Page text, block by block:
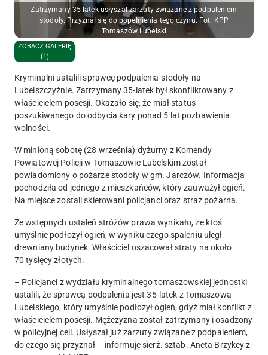
Zatrzymany 35-latek usłyszał zarzuty związane z podpaleniem
stodoły. Przyznał się do popełnienia tego czynu. Fot. KPP
Tomaszów Lubelski
ZOBACZ GALERIĘ
(1)
Kryminalni ustalili sprawcę podpalenia stodoły na
Lubelszczyźnie. Zatrzymany 35-latek był skonfliktowany z
właścicielem posesji. Okazało się, że miał status
poszukiwanego do odbycia kary ponad 5 lat pozbawienia
wolności.
W minioną sobotę (28 września) dyżurny z Komendy
Powiatowej Policji w Tomaszowie Lubelskim został
powiadomiony o pożarze stodoły w gm. Jarczów. Informacja
pochodziła od jednego z mieszkańców, który zauważył ogień.
Na miejsce zostali skierowani policjanci oraz straż pożarna.
Ze wstępnych ustaleń stróżów prawa wynikało, że ktoś
umyślnie podłożył ogień, w wyniku czego spaleniu uległ
drewniany budynek. Właściciel oszacował straty na około
70 tysięcy złotych.
– Policjanci z wydziału kryminalnego tomaszowskiej jednostki
ustalili, że sprawcą podpalenia jest 35-latek z Tomaszowa
Lubelskiego, który umyślnie podłożył ogień, gdyż miał konflikt z
właścicielem posesji. Mężczyzna został zatrzymany i osadzony
w policyjnej celi. Usłyszał już zarzuty związane z podpaleniem,
do czego się przyznał – informuje sierż. sztab. Aneta Brzykcy z